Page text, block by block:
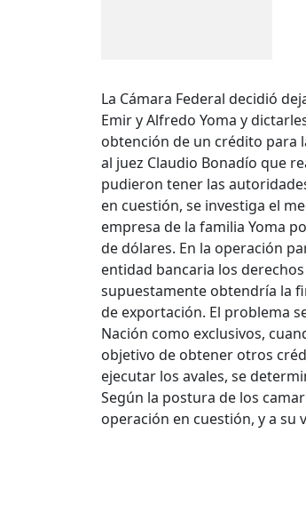
La Cámara Federal decidió
Emir y Alfredo Yoma y
obtención de un crédito para
al juez Claudio Bonadío que
pudieron tener las
en cuestión, se investiga el
empresa de la familia Yoma
de dólares. En la operación
entidad bancaria los
supuestamente obtendría la
de exportación. El problema
Nación como exclusivos,
objetivo de obtener otros
ejecutar los avales, se
Según la postura de los
operación en cuestión, y a su